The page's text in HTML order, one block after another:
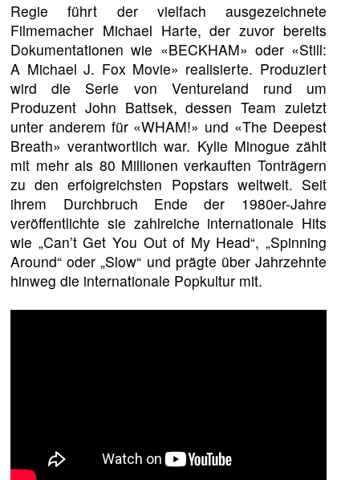
Regie führt der vielfach ausgezeichnete
Filmemacher Michael Harte, der zuvor bereits
Dokumentationen wie «BECKHAM» oder «Still:
A Michael J. Fox Movie» realisierte. Produziert
wird die Serie von Ventureland rund um
Produzent John Battsek, dessen Team zuletzt
unter anderem für «WHAM!» und «The Deepest
Breath» verantwortlich war. Kylie Minogue zählt
mit mehr als 80 Millionen verkauften Tonträgern
zu den erfolgreichsten Popstars weltweit. Seit
ihrem Durchbruch Ende der 1980er-Jahre
veröffentlichte sie zahlreiche internationale Hits
wie „Can’t Get You Out of My Head“, „Spinning
Around“ oder „Slow“ und prägte über Jahrzehnte
hinweg die internationale Popkultur mit.